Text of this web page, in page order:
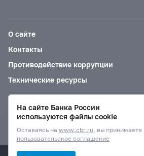
О сайте
Контакты
Противодействие коррупции
Технические ресурсы
Версия для слабовидящих
На сайте Банка России
используются файлы cookie
Оставаясь на www.cbr.ru, вы принимаете
пользовательское соглашение